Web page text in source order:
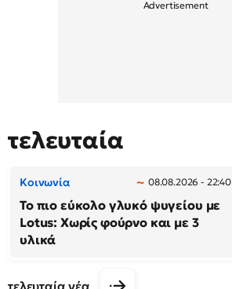
τελευταία
Κοινωνία 08.08.2026 - 22:40
Το πιο εύκολο γλυκό ψυγείου με
Lotus: Χωρίς φούρνο και με 3
υλικά